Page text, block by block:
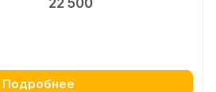
Подробнее